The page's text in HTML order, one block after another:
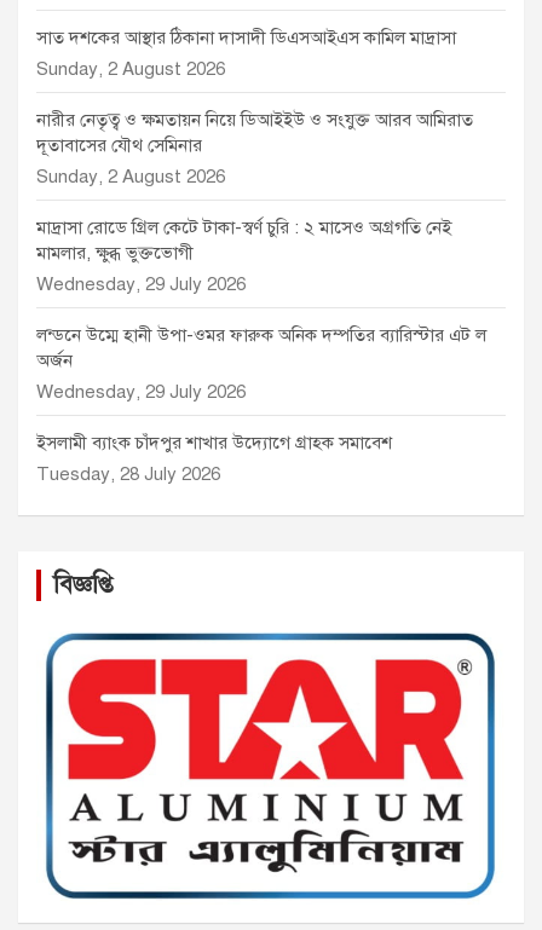
সাত দশকের আস্থার ঠিকানা দাসাদী ডিএসআইএস কামিল মাদ্রাসা
Sunday, 2 August 2026
নারীর নেতৃত্ব ও ক্ষমতায়ন নিয়ে ডিআইইউ ও সংযুক্ত আরব আমিরাত
দূতাবাসের যৌথ সেমিনার
Sunday, 2 August 2026
মাদ্রাসা রোডে গ্রিল কেটে টাকা-স্বর্ণ চুরি : ২ মাসেও অগ্রগতি নেই
মামলার, ক্ষুব্ধ ভুক্তভোগী
Wednesday, 29 July 2026
লন্ডনে উম্মে হানী উপা-ওমর ফারুক অনিক দম্পতির ব্যারিস্টার এট ল
অর্জন
Wednesday, 29 July 2026
ইসলামী ব্যাংক চাঁদপুর শাখার উদ্যোগে গ্রাহক সমাবেশ
Tuesday, 28 July 2026
বিজ্ঞপ্তি